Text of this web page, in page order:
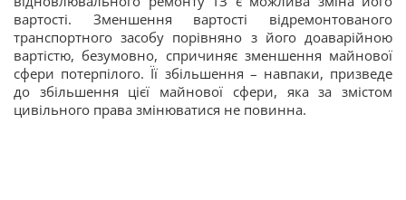
вартості. Зменшення вартості відремонтованого
транспортного засобу порівняно з його доаварійною
вартістю, безумовно, спричиняє зменшення майнової
сфери потерпілого. Її збільшення – навпаки, призведе
до збільшення цієї майнової сфери, яка за змістом
цивільного права змінюватися не повинна.